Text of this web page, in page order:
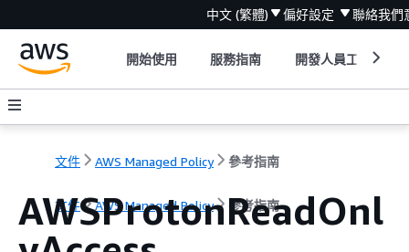
中文 (繁體) 偏好設定 聯絡我們
開始使用 服務指南 開發人員工具
文件 AWS Managed Policy 參考指南
文件 AWS Managed Policy 參考指南
AWSProtonReadOnl